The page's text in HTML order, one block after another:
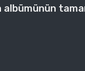
albümünün